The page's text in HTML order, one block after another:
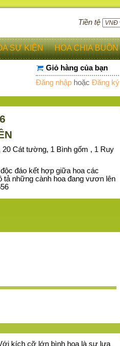
Tiền tệ
SỰ KIỆN HOA CHIA BUỒN
Giỏ hàng của bạn
Đăng nhập hoặc Đăng ký
20 Cát tường, 1 Bình gốm , 1 Ruy
đáo kết hợp giữa hoa các
tả những cành hoa đang vươn lên
kích cỡ lớn bình hoa là sự lựa